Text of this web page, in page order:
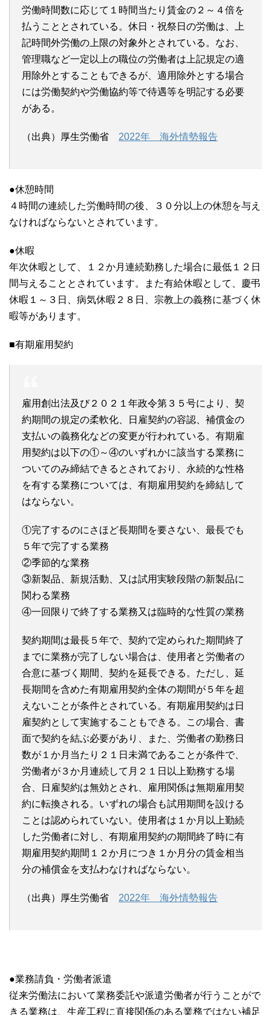
労働時間数に応じて１時間当たり賃金の２～４倍を
払うこととされている。休日・祝祭日の労働は、上
記時間外労働の上限の対象外とされている。なお、
管理職など一定以上の職位の労働者は上記規定の適
用除外とすることもできるが、適用除外とする場合
には労働契約や労働協約等で待遇等を明記する必要
がある。
（出典）厚生労働省 2022年 海外情勢報告
●休憩時間
４時間の連続した労働時間の後、３０分以上の休憩を与え
なければならないとされています。
●休暇
年次休暇として、１２か月連続勤務した場合に最低１２日
間与えることとされています。また有給休暇として、慶弔
休暇１～３日、病気休暇２８日、宗教上の義務に基づく休
暇等があります。
■有期雇用契約
雇用創出法及び２０２１年政令第３５号により、契
約期間の規定の柔軟化、日雇契約の容認、補償金の
支払いの義務化などの変更が行われている。有期雇
用契約は以下の①～④のいずれかに該当する業務に
ついてのみ締結できるとされており、永続的な性格
を有する業務については、有期雇用契約を締結して
はならない。
①完了するのにさほど長期間を要さない、最長でも
５年で完了する業務
②季節的な業務
③新製品、新規活動、又は試用実験段階の新製品に
関わる業務
④一回限りで終了する業務又は臨時的な性質の業務
契約期間は最長５年で、契約で定められた期間終了
までに業務が完了しない場合は、使用者と労働者の
合意に基づく期間、契約を延長できる。ただし、延
長期間を含めた有期雇用契約全体の期間が５年を超
えないことが条件とされている。有期雇用契約は日
雇契約として実施することもできる。この場合、書
面で契約を結ぶ必要があり、また、労働者の勤務日
数が１か月当たり２１日未満であることが条件で、
労働者が３か月連続して月２１日以上勤務する場
合、日雇契約は無効とされ、雇用関係は無期雇用契
約に転換される。いずれの場合も試用期間を設ける
ことは認められていない。使用者は１か月以上勤続
した労働者に対し、有期雇用契約の期間終了時に有
期雇用契約期間１２か月につき１か月分の賃金相当
分の補償金を支払わなければならない。
（出典）厚生労働省 2022年 海外情勢報告
●業務請負・労働者派遣
従来労働法において業務委託や派遣労働者が行うことがで
きる業務は、生産工程に直接関係のある業務ではない補足